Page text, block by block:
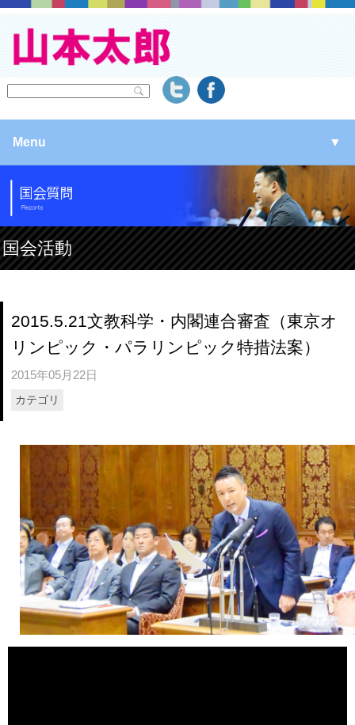
Menu ▼
▼
▼
▼
国会活動
2015.5.21文教科学・内閣連合審査（東京オ
リンピック・パラリンピック特措法案）
2015年05月22日
カテゴリ